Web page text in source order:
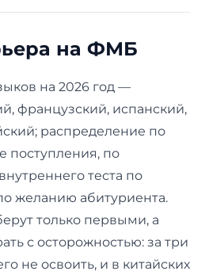
на ФМБ
на 2026 год —
французский, испанский,
распределение по
поступления, по
теста по
желанию абитуриента.
только первыми, а
с осторожностью: за три
не освоить, и в китайских